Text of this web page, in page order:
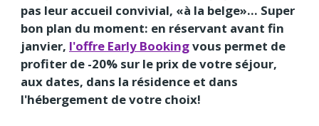
pas leur accueil convivial, «à la belge»… Super
bon plan du moment: en réservant avant fin
janvier, l'offre Early Bookingvous permet de
profiter de -20% sur le prix de votre séjour,
aux dates, dans la résidence et dans
l'hébergement de votre choix!